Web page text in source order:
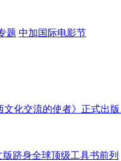
题 中加国际电影节
化交流的使者》正式出版
跻身全球顶级工具书前列